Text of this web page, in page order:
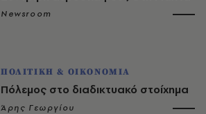
Newsroom
ΠΟΛΙΤΙΚΗ & ΟΙΚΟΝΟΜΙΑ
Πόλεμος στο διαδικτυακό στοίχημα
Άρης Γεωργίου